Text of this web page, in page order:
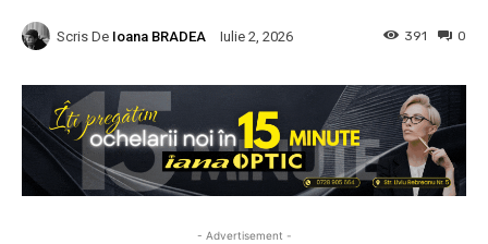
Scris De Ioana BRADEA Iulie 2, 2026 0
391
- Advertisement -